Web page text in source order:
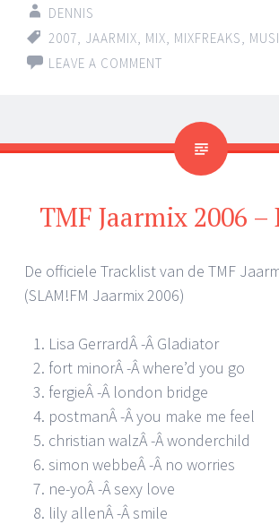
DENNIS
2007 JAARMIX MIX MIXFREAKS
LEAVE A COMMENT
TMF Jaarmix 2006
De officiele Tracklist van de TMF
(SLAM!FM Jaarmix 2006)
Lisa GerrardÂ -Â Gladiator
fort minorÂ -Â where’d you go
fergieÂ -Â london bridge
postmanÂ -Â you make me feel
christian walzÂ -Â wonderchild
simon webbeÂ -Â no worries
ne-yoÂ -Â sexy love
lily allenÂ -Â smile